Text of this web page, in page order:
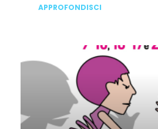
APPROFONDISCI